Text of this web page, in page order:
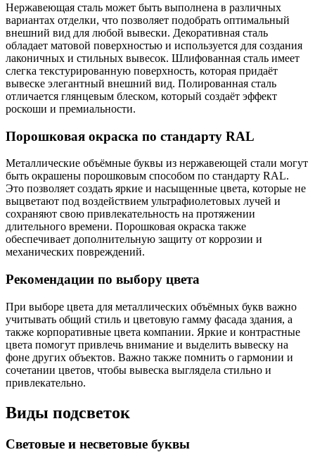
Нержавеющая сталь может быть выполнена в различных
вариантах отделки, что позволяет подобрать оптимальный
внешний вид для любой вывески. Декоративная сталь
обладает матовой поверхностью и используется для создания
лаконичных и стильных вывесок. Шлифованная сталь имеет
слегка текстурированную поверхность, которая придаёт
вывеске элегантный внешний вид. Полированная сталь
отличается глянцевым блеском, который создаёт эффект
роскоши и премиальности.
Порошковая окраска по стандарту RAL
Металлические объёмные буквы из нержавеющей стали могут
быть окрашены порошковым способом по стандарту RAL.
Это позволяет создать яркие и насыщенные цвета, которые не
выцветают под воздействием ультрафиолетовых лучей и
сохраняют свою привлекательность на протяжении
длительного времени. Порошковая окраска также
обеспечивает дополнительную защиту от коррозии и
механических повреждений.
Рекомендации по выбору цвета
При выборе цвета для металлических объёмных букв важно
учитывать общий стиль и цветовую гамму фасада здания, а
также корпоративные цвета компании. Яркие и контрастные
цвета помогут привлечь внимание и выделить вывеску на
фоне других объектов. Важно также помнить о гармонии и
сочетании цветов, чтобы вывеска выглядела стильно и
привлекательно.
Виды подсветок
Световые и несветовые буквы